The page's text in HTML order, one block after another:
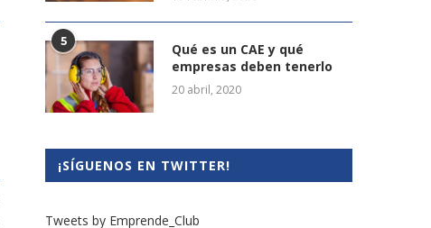
5
Qué es un CAE y qué
empresas deben tenerlo
20 abril, 2020
¡SÍGUENOS EN TWITTER!
Tweets by Emprende_Club